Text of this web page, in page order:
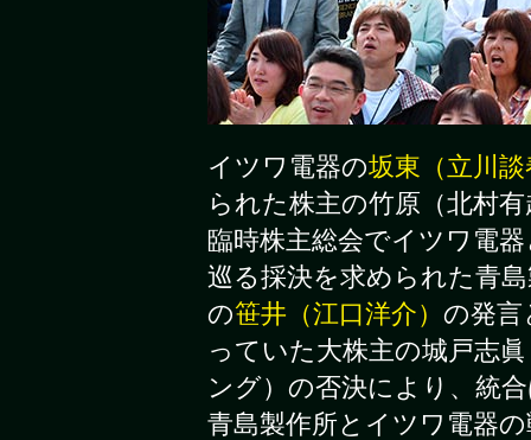
イツワ電器の坂東（立川
られた株主の竹原（北村
臨時株主総会でイツワ電
巡る採決を求められた青
の笹井（江口洋介） の発言
っていた大株主の城戸志
ング）の否決により、統
青島製作所とイツワ電器